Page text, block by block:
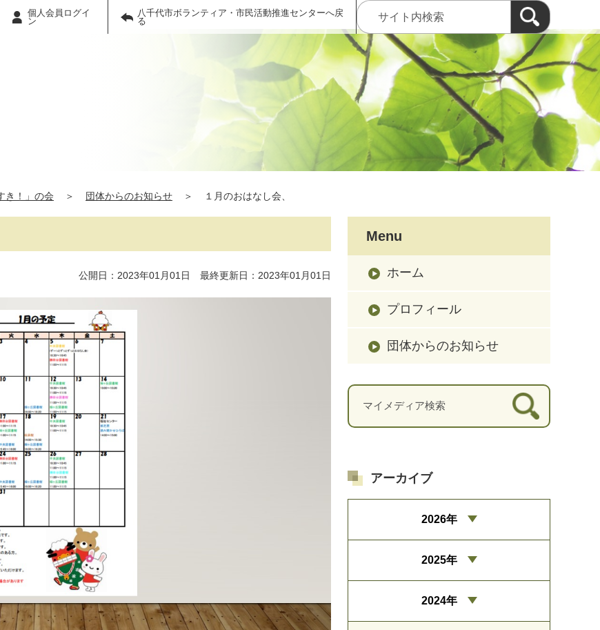
個人会員ログイ
ン
八千代市ボランティア・市民活動推進センターへ戻
る
き！」の会 ＞ 団体からのお知らせ ＞ １月のおはなし会、
公開日：2023年01月01日 最終更新日：2023年01月01日
Menu
ホーム
プロフィール
団体からのお知らせ
アーカイブ
2026年
2025年
2024年